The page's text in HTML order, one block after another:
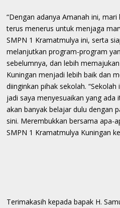
“Dengan adanya Amanah ini,
terus menerus untuk menjaga
SMPN 1 Kramatmulya ini, serta
melanjutkan program-program
sebelumnya, dan lebih
Kuningan menjadi lebih baik dan
diinginkan pihak sekolah.
jadi saya menyesuaikan yang ada
akan banyak belajar dulu dengan
sini. Merembukkan bersama apa-
SMPN 1 Kramatmulya Kuningan
Terimakasih kepada bapak H.